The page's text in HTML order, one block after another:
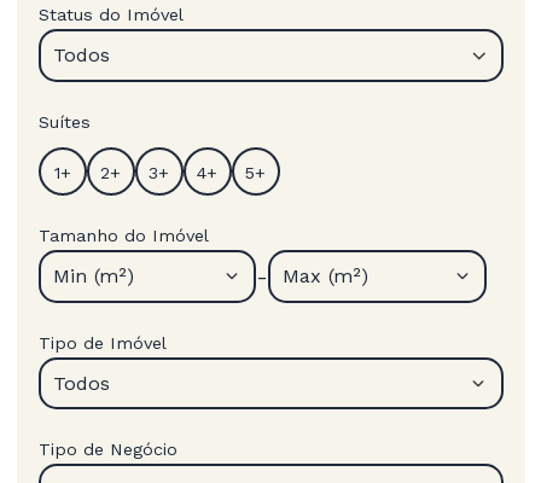
Status do Imóvel
Todos
Suítes
Tamanho do Imóvel
Min (m²) - Max (m²)
Tipo de Imóvel
Todos
Tipo de Negócio